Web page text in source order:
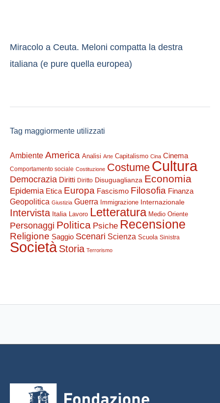
Miracolo a Ceuta. Meloni compatta la destra
italiana (e pure quella europea)
Tag maggiormente utilizzati
Ambiente America Analisi Arte Capitalismo Cina Cinema
Comportamento sociale Costituzione Costume Cultura
Democrazia Diritti Diritto Disuguaglianza Economia
Epidemia Etica Europa Fascismo Filosofia Finanza
Geopolitica Giustizia Guerra Immigrazione Internazionale
Intervista Italia Lavoro Letteratura Medio Oriente
Personaggi Politica Psiche Recensione
Religione Saggio Scenari Scienza Scuola Sinistra
Società Storia Terrorismo